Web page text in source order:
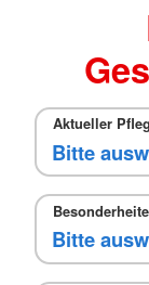
Aktueller